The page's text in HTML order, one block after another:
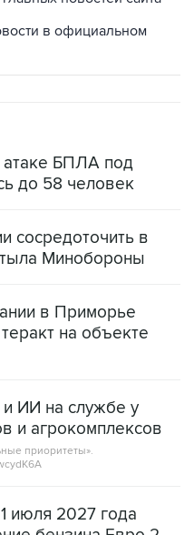
в официальном
атаке БПЛА под
до 58 человек
сосредоточить в
Минобороны
в Приморье
на объекте
и ИИ на службе у
и агрокомплексов
приоритеты».
июля 2027 года